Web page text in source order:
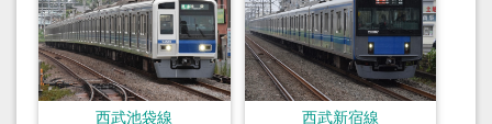
西武池袋線
西武新宿線